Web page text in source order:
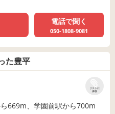
電話で聞く
050-1808-9081
た豊平
リストに
保存
669m、学園前駅から700m